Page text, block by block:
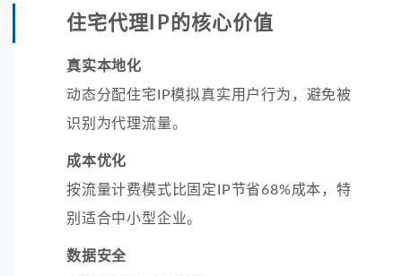
住宅代理IP的核心价值
真实本地化
动态分配住宅IP模拟真实用户行为，避免被
识别为代理流量。
成本优化
按流量计费模式比固定IP节省68%成本，特
别适合中小型企业。
数据安全